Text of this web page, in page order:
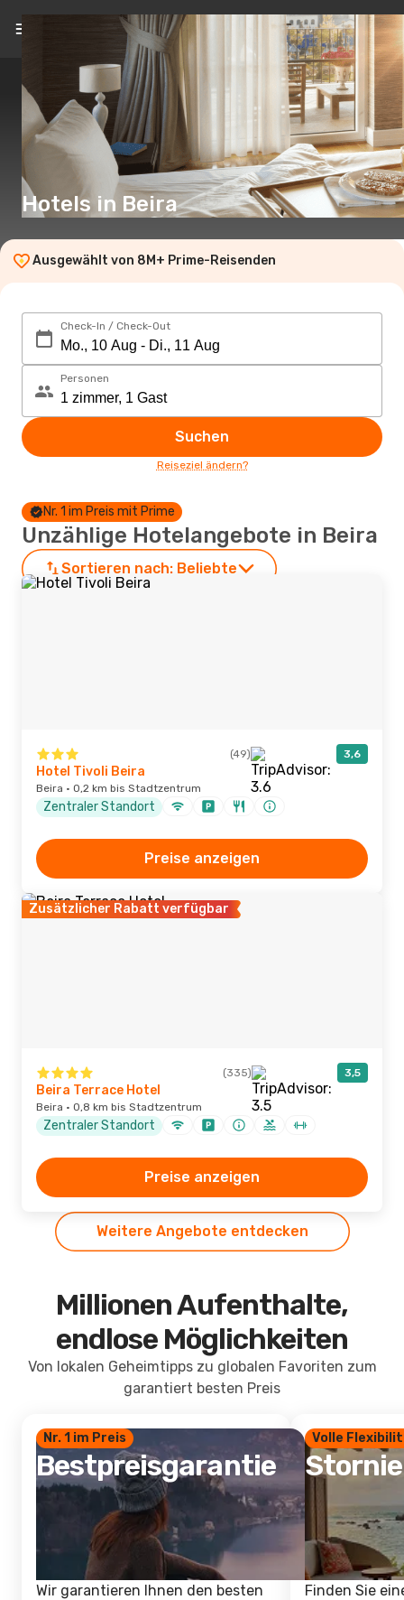
DE(€)
Hotels in Beira
Ausgewählt von 8M+ Prime-Reisenden
Check-In / Check-Out
Personen
Suchen
Reiseziel ändern?
Nr. 1 im Preis mit Prime
Unzählige Hotelangebote in Beira
Sortieren nach: Beliebte
(49) 3,6
Hotel Tivoli Beira
Beira · 0,2 km bis Stadtzentrum
Zentraler Standort
Preise anzeigen
Zusätzlicher Rabatt verfügbar
(335) 3,5
Beira Terrace Hotel
Beira · 0,8 km bis Stadtzentrum
Zentraler Standort
Preise anzeigen
Weitere Angebote entdecken
Millionen Aufenthalte,
endlose Möglichkeiten
Von lokalen Geheimtipps zu globalen Favoriten zum
garantiert besten Preis
Nr. 1 im Preis
Bestpreisgarantie
Wir garantieren Ihnen den besten
Volle
Finden Sie